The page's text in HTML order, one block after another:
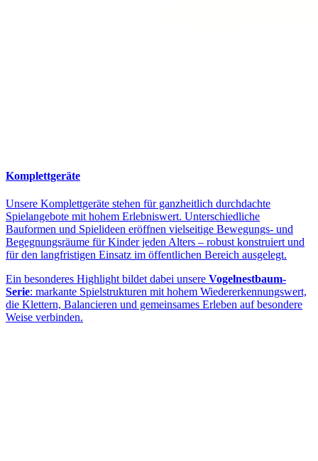
Komplettgeräte
Unsere Komplettgeräte stehen für ganzheitlich durchdachte
Spielangebote mit hohem Erlebniswert. Unterschiedliche
Bauformen und Spielideen eröffnen vielseitige Bewegungs- und
Begegnungsräume für Kinder jeden Alters – robust konstruiert und
für den langfristigen Einsatz im öffentlichen Bereich ausgelegt.
Ein besonderes Highlight bildet dabei unsere Vogelnestbaum-
Serie: markante Spielstrukturen mit hohem Wiedererkennungswert,
die Klettern, Balancieren und gemeinsames Erleben auf besondere
Weise verbinden.